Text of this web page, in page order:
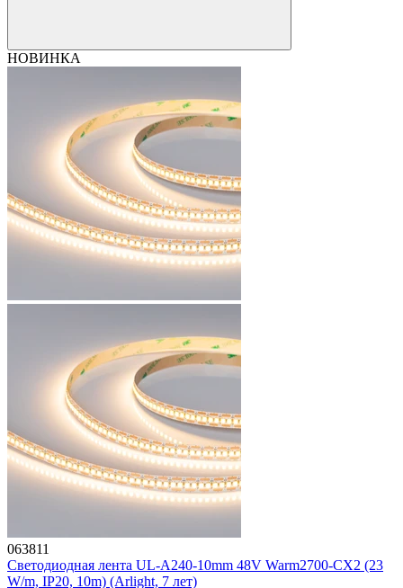
НОВИНКА
063811
Светодиодная лента UL-A240-10mm 48V Warm2700-CX2 (23
W/m, IP20, 10m) (Arlight, 7 лет)